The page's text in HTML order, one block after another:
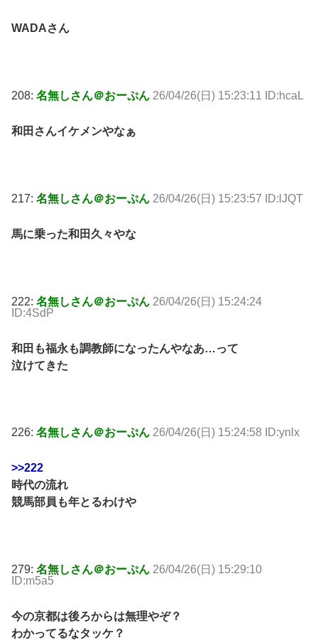
WADAさん
208: 名無しさん＠おーぷん 26/04/26(日) 15:23:11 ID:hcaL
和田さんイケメンやなぁ
217: 名無しさん＠おーぷん 26/04/26(日) 15:23:57 ID:lJQT
馬に乗った和田久々やな
222: 名無しさん＠おーぷん 26/04/26(日) 15:24:24
ID:4SdP
和田も福永も調教師になったんやなあ…って
泣けてきた
226: 名無しさん＠おーぷん 26/04/26(日) 15:24:58 ID:ynlx
>>222
時代の流れ
競馬部員も年とるわけや
279: 名無しさん＠おーぷん 26/04/26(日) 15:29:10
ID:m5a5
今の京都は後ろからは無理やぞ？
わかってるなタッケ？